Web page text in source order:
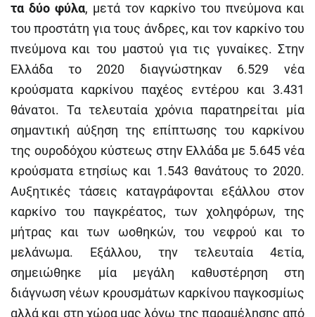
τα δύο φύλα, μετά τον καρκίνο του πνεύμονα και
του προστάτη για τους άνδρες, και τον καρκίνο του
πνεύμονα και του μαστού για τις γυναίκες. Στην
Ελλάδα το 2020 διαγνώστηκαν 6.529 νέα
κρούσματα καρκίνου παχέος εντέρου και 3.431
θάνατοι. Τα τελευταία χρόνια παρατηρείται μία
σημαντική αύξηση της επίπτωσης του καρκίνου
της ουροδόχου κύστεως στην Ελλάδα με 5.645 νέα
κρούσματα ετησίως και 1.543 θανάτους το 2020.
Αυξητικές τάσεις καταγράφονται εξάλλου στον
καρκίνο του παγκρέατος, των χοληφόρων, της
μήτρας και των ωοθηκών, του νεφρού και το
μελάνωμα. Εξάλλου, την τελευταία 4ετία,
σημειώθηκε μία μεγάλη καθυστέρηση στη
διάγνωση νέων κρουσμάτων καρκίνου παγκοσμίως
αλλά και στη χώρα μας λόγω της παραμέλησης από